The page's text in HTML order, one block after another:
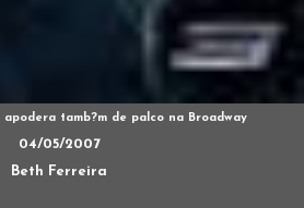
apodera tamb?m de palco na Broadway
04/05/2007
Beth Ferreira